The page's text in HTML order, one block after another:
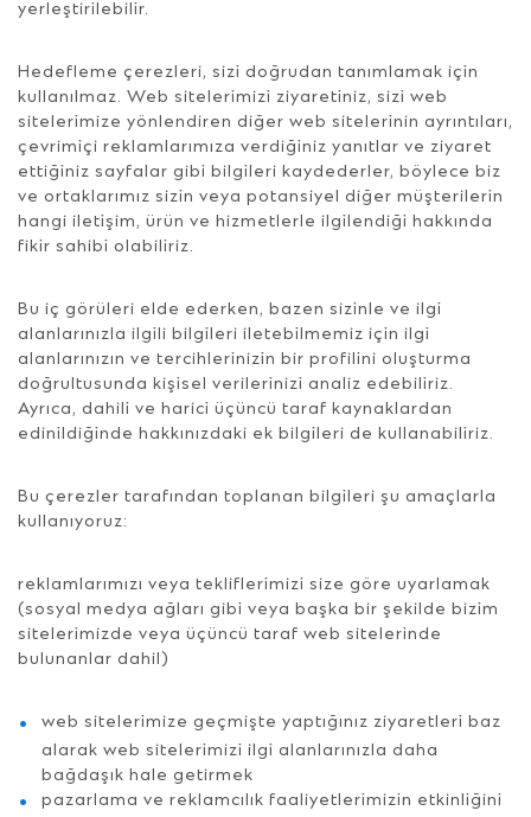
yerleştirilebilir.
Hedefleme çerezleri, sizi doğrudan tanımlamak için
kullanılmaz. Web sitelerimizi ziyaretiniz, sizi web
sitelerimize yönlendiren diğer web sitelerinin ayrıntıları,
çevrimiçi reklamlarımıza verdiğiniz yanıtlar ve ziyaret
ettiğiniz sayfalar gibi bilgileri kaydederler, böylece biz
ve ortaklarımız sizin veya potansiyel diğer müşterilerin
hangi iletişim, ürün ve hizmetlerle ilgilendiği hakkında
fikir sahibi olabiliriz.
Bu iç görüleri elde ederken, bazen sizinle ve ilgi
alanlarınızla ilgili bilgileri iletebilmemiz için ilgi
alanlarınızın ve tercihlerinizin bir profilini oluşturma
doğrultusunda kişisel verilerinizi analiz edebiliriz.
Ayrıca, dahili ve harici üçüncü taraf kaynaklardan
edinildiğinde hakkınızdaki ek bilgileri de kullanabiliriz.
Bu çerezler tarafından toplanan bilgileri şu amaçlarla
kullanıyoruz:
reklamlarımızı veya tekliflerimizi size göre uyarlamak
(sosyal medya ağları gibi veya başka bir şekilde bizim
sitelerimizde veya üçüncü taraf web sitelerinde
bulunanlar dahil)
web sitelerimize geçmişte yaptığınız ziyaretleri baz
alarak web sitelerimizi ilgi alanlarınızla daha
bağdaşık hale getirmek
pazarlama ve reklamcılık faaliyetlerimizin etkinliğini